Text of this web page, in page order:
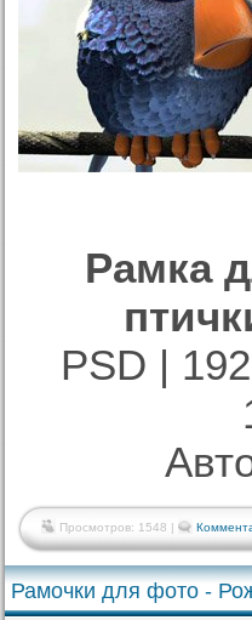
Рамка
PSD |
Просмотров: 1548 |
Рамочки для фото -